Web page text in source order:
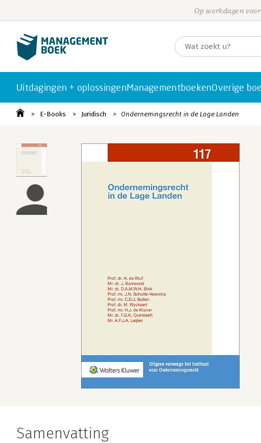
Op werkdagen
Uitdagingen + oplossingenManagementboekenOverige
E-Books Juridisch Ondernemingsrecht in de Lage Landen
Samenvatting